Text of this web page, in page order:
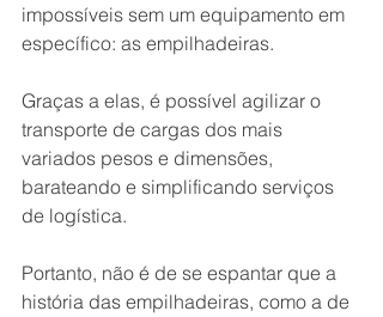
impossíveis sem um equipamento em
específico: as empilhadeiras.
Graças a elas, é possível agilizar o
transporte de cargas dos mais
variados pesos e dimensões,
barateando e simplificando serviços
de logística.
Portanto, não é de se espantar que a
história das empilhadeiras, como a de